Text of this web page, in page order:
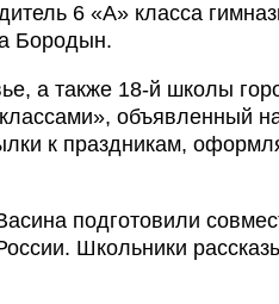
6 «А» класса
Бородын.
а также 18-й школы
объявленный
к праздникам,
подготовили
Школьники